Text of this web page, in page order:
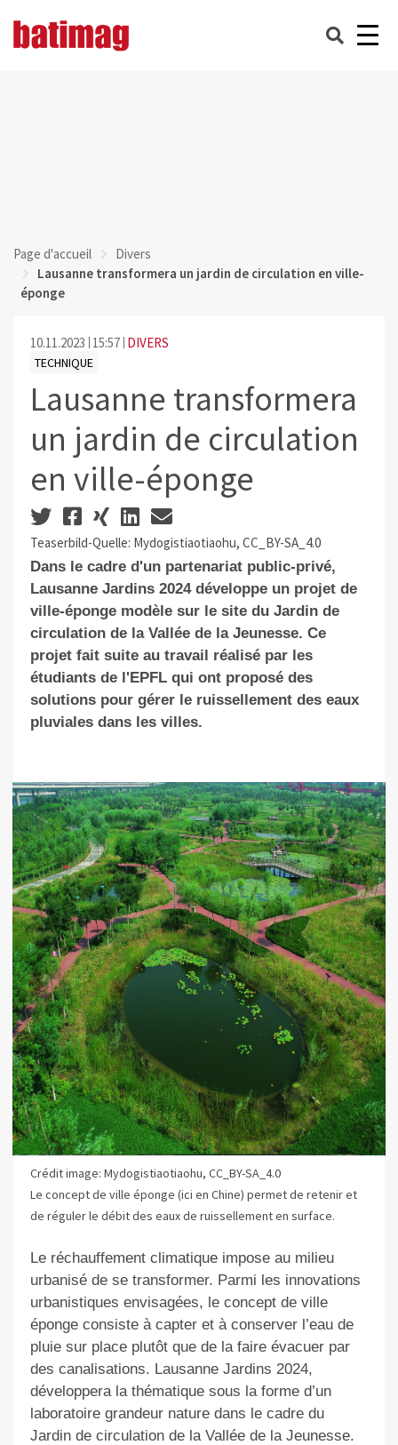
Page d'accueil
Divers
Lausanne transformera un jardin de circulation en ville-
éponge
10.11.2023 15:57 DIVERS
TECHNIQUE
Lausanne transformera
un jardin de circulation
en ville-éponge
Teaserbild-Quelle: Mydogistiaotiaohu, CC_BY-SA_4.0
Dans le cadre d'un partenariat public-privé,
Lausanne Jardins 2024 développe un projet de
ville-éponge modèle sur le site du Jardin de
circulation de la Vallée de la Jeunesse. Ce
projet fait suite au travail réalisé par les
étudiants de l'EPFL qui ont proposé des
solutions pour gérer le ruissellement des eaux
pluvialesdans les villes.
Crédit image: Mydogistiaotiaohu, CC_BY-SA_4.0
Le concept de ville éponge (ici en Chine) permet de retenir et
de réguler le débit des eaux de ruissellement en surface.
Le réchauffement climatique impose au milieu
urbaniséde se transformer. Parmi les innovations
urbanistiques envisagées, le concept de ville
éponge consiste à capter et à conserver l’eau de
pluie sur place plutôt que de la faire évacuer par
des canalisations. Lausanne Jardins 2024,
développera la thématique sous la forme d’un
laboratoire grandeur nature dans le cadre du
Jardin de circulation de la Vallée de la Jeunesse.